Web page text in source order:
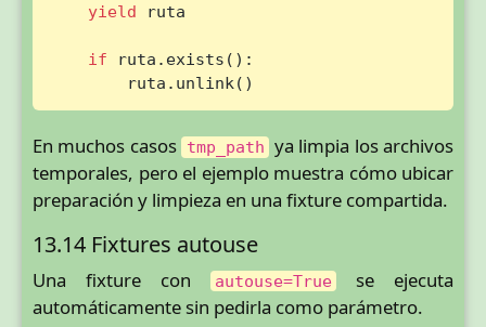
yield ruta
if ruta.exists():
        ruta.unlink()
En muchos casos tmp_path ya limpia los archivos
temporales, pero el ejemplo muestra cómo ubicar
preparación y limpieza en una fixture compartida.
13.14 Fixtures autouse
Una fixture con autouse=True
se ejecuta
automáticamente sin pedirla como parámetro.